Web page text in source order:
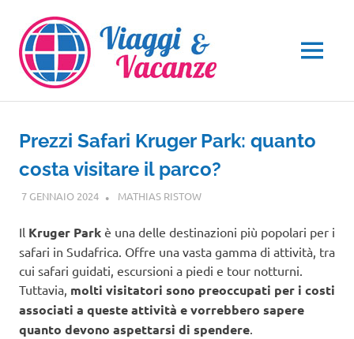
contenuto
MENU
Prezzi Safari Kruger Park: quanto
costa visitare il parco?
7 GENNAIO 2024 MATHIAS RISTOWAFRICA
Il Kruger Park è una delle destinazioni più popolari per i
safari in Sudafrica. Offre una vasta gamma di attività, tra
cui safari guidati, escursioni a piedi e tour notturni.
Tuttavia, molti visitatori sono preoccupati per i costi
associati a queste attività e vorrebbero sapere
quanto devono aspettarsi di spendere.